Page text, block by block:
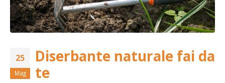
25
Mag
Diserbante naturale fai da
te